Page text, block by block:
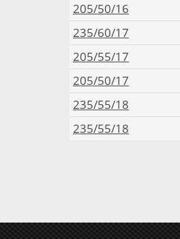
205/50/16
235/60/17
205/55/17
205/50/17
235/55/18
235/55/18